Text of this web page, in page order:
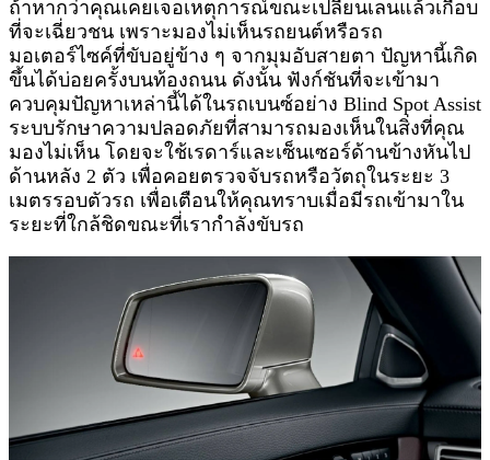
ถ้าหากว่าคุณเคยเจอเหตุการณ์ขณะเปลี่ยนเลนแล้วเกือบ
ที่จะเฉี่ยวชน เพราะมองไม่เห็นรถยนต์หรือรถ
มอเตอร์ไซค์ที่ขับอยู่ข้าง ๆ จากมุมอับสายตา ปัญหานี้เกิด
ขึ้นได้บ่อยครั้งบนท้องถนน ดังนั้น ฟังก์ชันที่จะเข้ามา
ควบคุมปัญหาเหล่านี้ได้ในรถเบนซ์อย่าง Blind Spot Assist
ระบบรักษาความปลอดภัยที่สามารถมองเห็นในสิ่งที่คุณ
มองไม่เห็น โดยจะใช้เรดาร์และเซ็นเซอร์ด้านข้างหันไป
ด้านหลัง 2 ตัว เพื่อคอยตรวจจับรถหรือวัตถุในระยะ 3
เมตรรอบตัวรถ เพื่อเตือนให้คุณทราบเมื่อมีรถเข้ามาใน
ระยะที่ใกล้ชิดขณะที่เรากำลังขับรถ